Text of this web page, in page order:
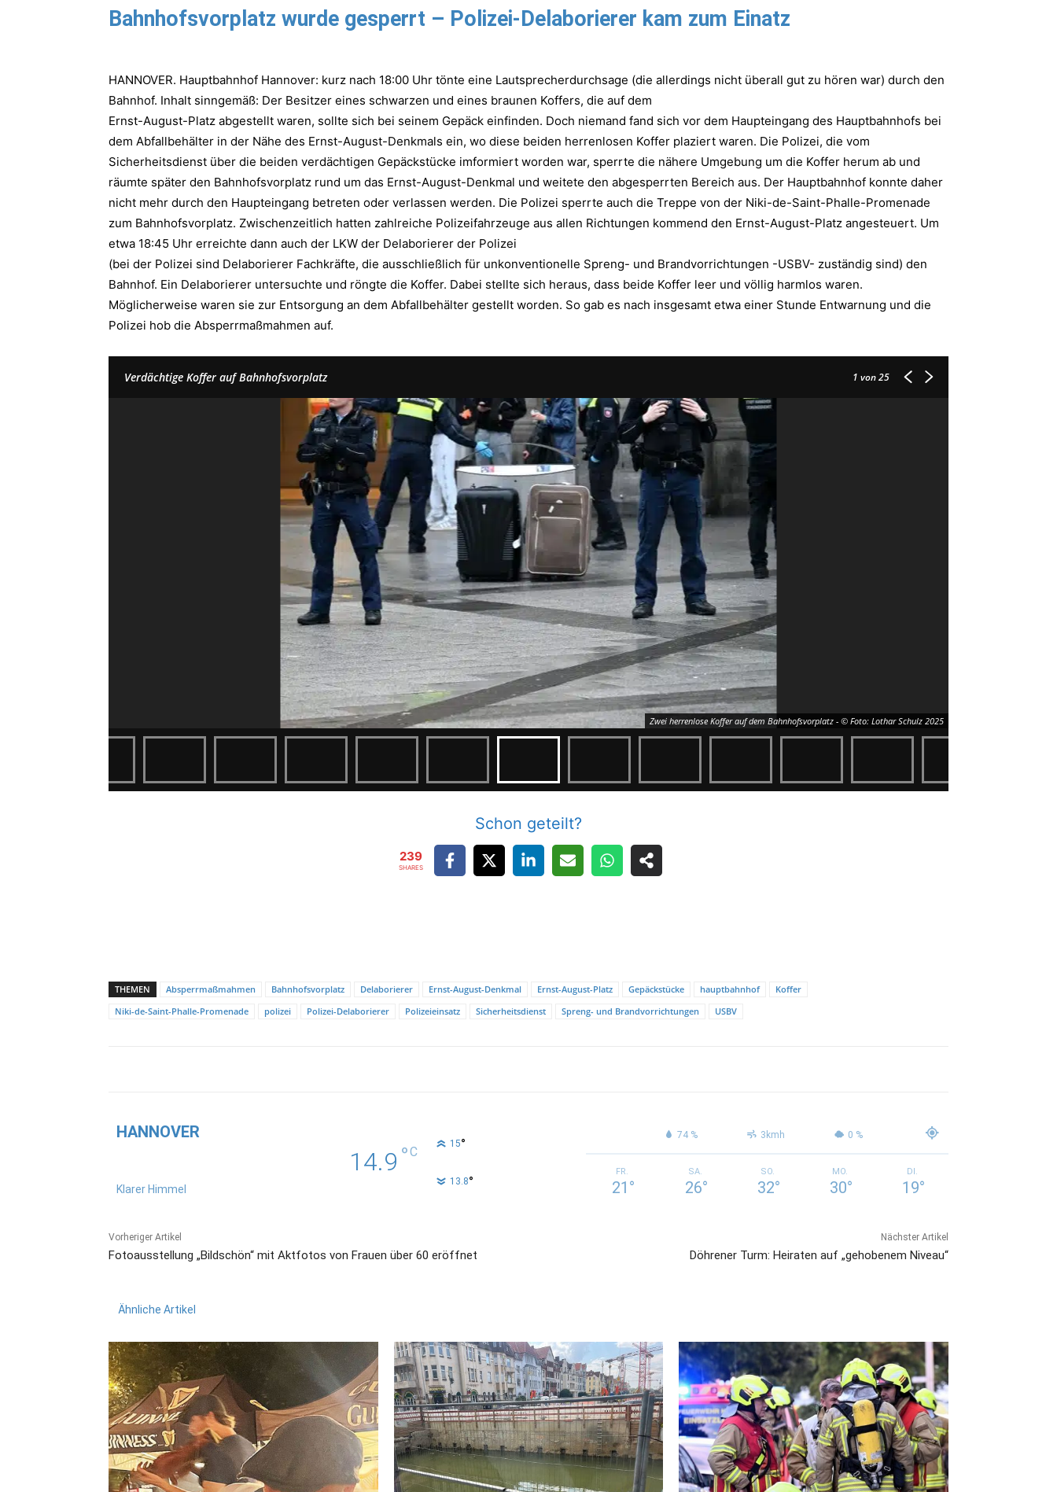
Bahnhofsvorplatz wurde gesperrt – Polizei-Delaborierer kam zum Einatz
HANNOVER. Hauptbahnhof Hannover: kurz nach 18:00 Uhr tönte eine Lautsprecherdurchsage (die allerdings nicht überall gut zu hören war) durch den
Bahnhof. Inhalt sinngemäß: Der Besitzer eines schwarzen und eines braunen Koffers, die auf dem
Ernst-August-Platz abgestellt waren, sollte sich bei seinem Gepäck einfinden. Doch niemand fand sich vor dem Haupteingang des Hauptbahnhofs bei
dem Abfallbehälter in der Nähe des Ernst-August-Denkmals ein, wo diese beiden herrenlosen Koffer plaziert waren. Die Polizei, die vom
Sicherheitsdienst über die beiden verdächtigen Gepäckstücke imformiert worden war, sperrte die nähere Umgebung um die Koffer herum ab und
räumte später den Bahnhofsvorplatz rund um das Ernst-August-Denkmal und weitete den abgesperrten Bereich aus. Der Hauptbahnhof konnte daher
nicht mehr durch den Haupteingang betreten oder verlassen werden. Die Polizei sperrte auch die Treppe von der Niki-de-Saint-Phalle-Promenade
zum Bahnhofsvorplatz. Zwischenzeitlich hatten zahlreiche Polizeifahrzeuge aus allen Richtungen kommend den Ernst-August-Platz angesteuert. Um
etwa 18:45 Uhr erreichte dann auch der LKW der Delaborierer der Polizei
(bei der Polizei sind Delaborierer Fachkräfte, die ausschließlich für unkonventionelle Spreng- und Brandvorrichtungen -USBV- zuständig sind) den
Bahnhof. Ein Delaborierer untersuchte und röngte die Koffer. Dabei stellte sich heraus, dass beide Koffer leer und völlig harmlos waren.
Möglicherweise waren sie zur Entsorgung an dem Abfallbehälter gestellt worden. So gab es nach insgesamt etwa einer Stunde Entwarnung und die
Polizei hob die Absperrmaßmahmen auf.
Verdächtige Koffer auf Bahnhofsvorplatz 1 von 25
Zwei herrenlose Koffer auf dem Bahnhofsvorplatz - © Foto: Lothar Schulz 2025
Schon geteilt?
239
SHARES
THEMEN Absperrmaßmahmen Bahnhofsvorplatz Delaborierer Ernst-August-Denkmal Ernst-August-Platz Gepäckstücke hauptbahnhof
Koffer
Niki-de-Saint-Phalle-Promenade
polizei Polizei-Delaborierer Polizeieinsatz Sicherheitsdienst Spreng- und Brandvorrichtungen USBV
HANNOVER
Klarer Himmel
14.9 °C
15°
13.8°
74 % 3kmh 0 %
FR.
21 °
SA.
26°
SO.
32°
MO.
30°
DI.
19°
Vorheriger Artikel
Fotoausstellung „Bildschön“ mit Aktfotos von Frauen über 60 eröffnet
Nächster Artikel
Döhrener Turm: Heiraten auf „gehobenem Niveau“
Ähnliche Artikel